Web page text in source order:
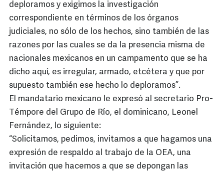
deploramos y exigimos la investigación
correspondiente en términos de los órganos
judiciales, no sólo de los hechos, sino también de las
razones por las cuales se da la presencia misma de
nacionales mexicanos en un campamento que se ha
dicho aquí, es irregular, armado, etcétera y que por
supuesto también ese hecho lo deploramos”.
El mandatario mexicano le expresó al secretario Pro-
Témpore del Grupo de Río, el dominicano, Leonel
Fernández, lo siguiente:
“Solicitamos, pedimos, invitamos a que hagamos una
expresión de respaldo al trabajo de la OEA, una
invitación que hacemos a que se depongan las